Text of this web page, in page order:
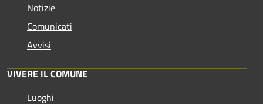
Notizie
Comunicati
Avvisi
VIVERE IL COMUNE
Luoghi